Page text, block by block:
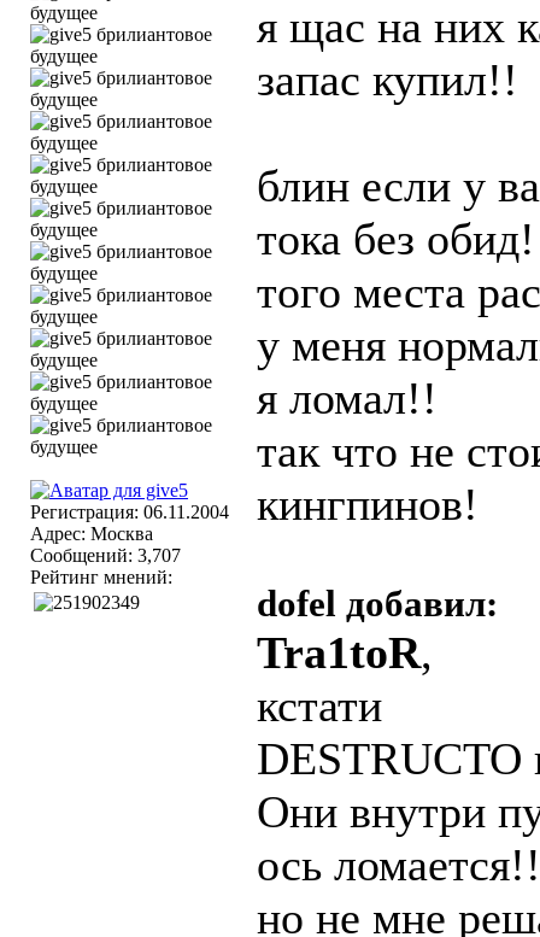
Регистрация: 06.11.2004
Адрес: Москва
Сообщений: 3,707
Рейтинг мнений:
я щас на них
запас купил!!
блин если у
тока без
того места
у меня
я ломал!!
так что не
кингпинов!
dofel добавил:
Tra1toR,
кстати
DESTRUCTO
Они внутри
ось ломается!!
но не мне